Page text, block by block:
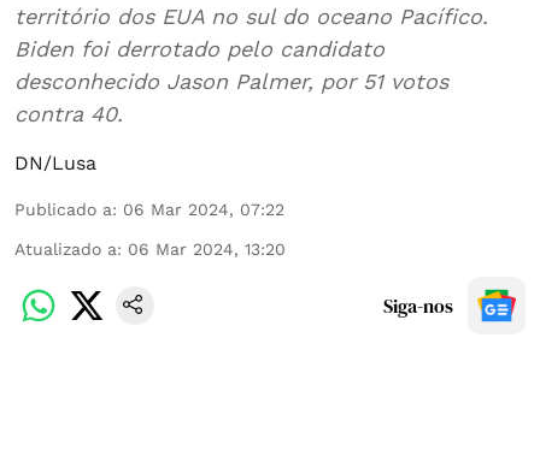
território dos EUA no sul do oceano Pacífico.
Biden foi derrotado pelo candidato
desconhecido Jason Palmer, por 51 votos
contra 40.
DN/Lusa
Publicado a: 06 Mar 2024, 07:22
Atualizado a: 06 Mar 2024, 13:20
Siga-nos